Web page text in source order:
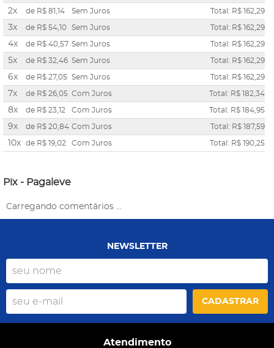
2x de R$ 81,14 Sem Juros Total: R$ 162,29
3x de R$ 54,10 Sem Juros Total: R$ 162,29
4x de R$ 40,57 Sem Juros Total: R$ 162,29
5x de R$ 32,46 Sem Juros Total: R$ 162,29
6x de R$ 27,05 Sem Juros Total: R$ 162,29
7x de R$ 26,05 Com Juros Total: R$ 182,34
8x de R$ 23,12 Com Juros Total: R$ 184,95
9x de R$ 20,84 Com Juros Total: R$ 187,59
10x de R$ 19,02 Com Juros Total: R$ 190,25
Pix - Pagaleve
Carregando comentários ...
NEWSLETTER
CADASTRAR
Atendimento